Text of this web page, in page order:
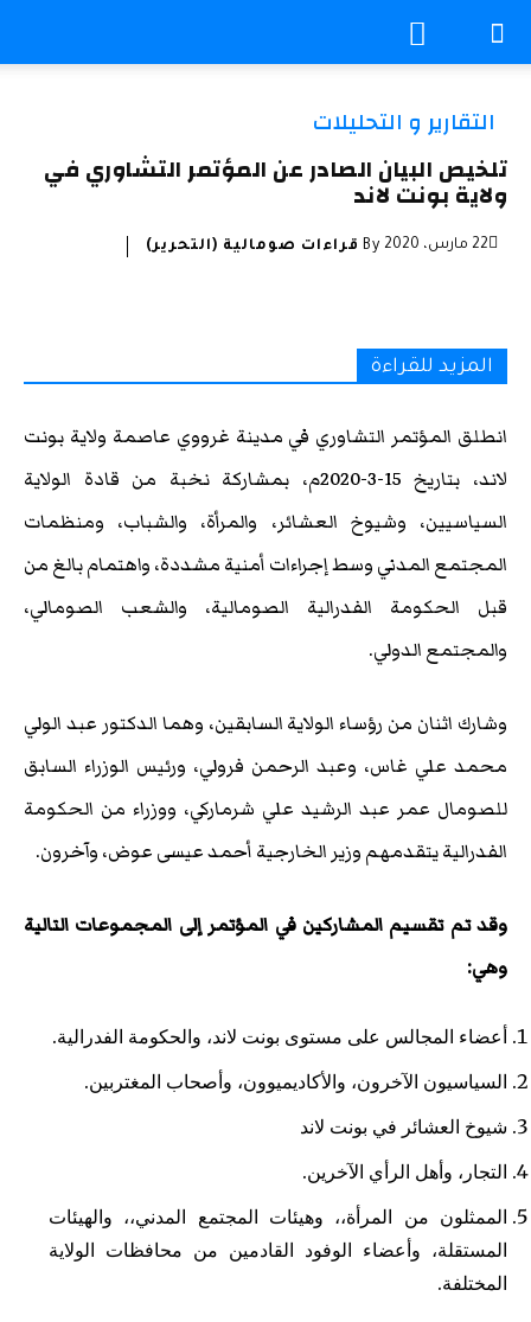
التقارير و التحليلات
تلخيص البيان الصادر عن المؤتمر التشاوري في
ولاية بونت لاند
22 مارس، 2020 By قراءات صومالية (التحرير)
المزيد للقراءة
انطلق المؤتمر التشاوري في مدينة غرووي عاصمة ولاية بونت
لاند، بتاريخ 15-3-2020م، بمشاركة نخبة من قادة الولاية
السياسيين، وشيوخ العشائر، والمرأة، والشباب، ومنظمات
المجتمع المدني وسط إجراءات أمنية مشددة، واهتمام بالغ من
قبل الحكومة الفدرالية الصومالية، والشعب الصومالي،
والمجتمع الدولي.
وشارك اثنان من رؤساء الولاية السابقين، وهما الدكتور عبد الولي
محمد علي غاس، وعبد الرحمن فرولي، ورئيس الوزراء السابق
للصومال عمر عبد الرشيد علي شرماركي، ووزراء من الحكومة
الفدرالية يتقدمهم وزير الخارجية أحمد عيسى عوض، وآخرون.
وقد تم تقسيم المشاركين في المؤتمر إلى المجموعات التالية
وهي:
أعضاء المجالس على مستوى بونت لاند، والحكومة الفدرالية.
السياسيون الآخرون، والأكاديميوون، وأصحاب المغتربين.
شيوخ العشائر في بونت لاند
التجار، وأهل الرأي الآخرين.
الممثلون من المرأة،، وهيئات المجتمع المدني،، والهيئات
المستقلة، وأعضاء الوفود القادمين من محافظات الولاية
المختلفة.